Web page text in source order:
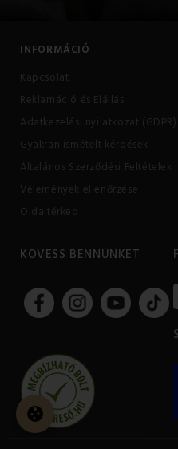
INFORMÁCIÓ
Kapcsolat
Reklamáció és Elállás
Adatkezelési nyilatkozat (GDPR)
Gyakran ismételt kérdések
Általános Szerződési Feltételek
Vélemények ellenőrzése
Oldaltérkép
KÖVESS BENNÜNKET